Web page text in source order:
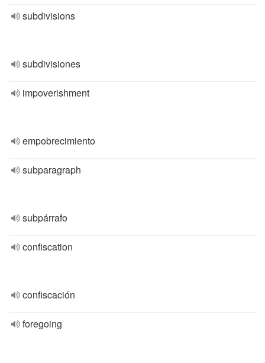
subdivisions
subdivisiones
impoverishment
empobrecimiento
subparagraph
subpárrafo
confiscation
confiscación
foregoing